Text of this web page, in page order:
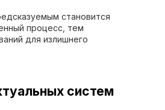
становится
процесс, тем
для излишнего
систем